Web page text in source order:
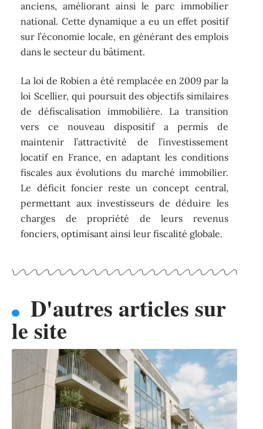
anciens, améliorant ainsi le parc immobilier
national. Cette dynamique a eu un effet positif
sur l’économie locale, en générant des emplois
dans le secteur du bâtiment.
La loi de Robien a été remplacée en 2009 par la
loi Scellier, qui poursuit des objectifs similaires
de défiscalisation immobilière. La transition
vers ce nouveau dispositif a permis de
maintenir l’attractivité de l’investissement
locatif en France, en adaptant les conditions
fiscales aux évolutions du marché immobilier.
Le déficit foncier reste un concept central,
permettant aux investisseurs de déduire les
charges de propriété de leurs revenus
fonciers, optimisant ainsi leur fiscalité globale.
D'autres articles sur
le site